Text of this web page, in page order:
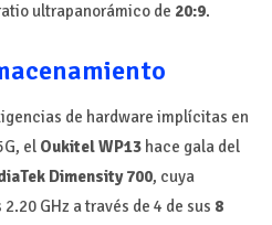
ultrapanorámico de 20:9.
de hardware implícitas en
el Oukitel WP13 hace gala del
Dimensity 700, cuya
GHz a través de 4 de sus 8